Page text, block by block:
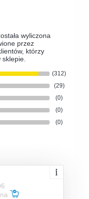
wyliczona
przez
którzy
(312)
(29)
(0)
(0)
(0)